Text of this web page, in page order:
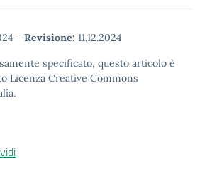
- Revisione: 11.12.2024
specificato, questo articolo è
Licenza Creative Commons